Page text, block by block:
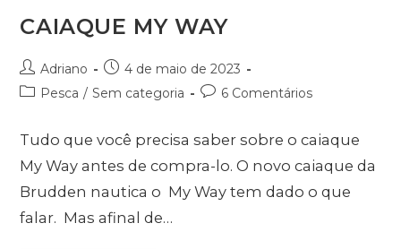
CAIAQUE MY WAY
Adriano
4 de maio de 2023
Pesca / Sem categoria 6 Comentários
Tudo que você precisa saber sobre o caiaque
My Way antes de compra-lo. O novo caiaque da
Brudden nautica o My Way tem dado o que
falar. Mas afinal de…